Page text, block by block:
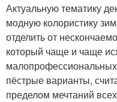
Актуальную тематику
модную колористику
отделить от
который чаще и чаще
пёстрые варианты,
пределом мечтаний